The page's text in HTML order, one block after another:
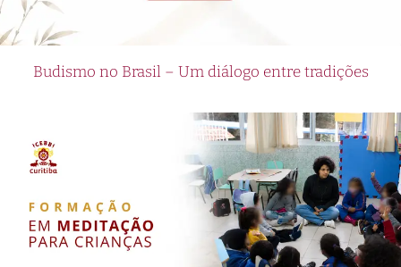
Budismo no Brasil – Um diálogo entre tradições